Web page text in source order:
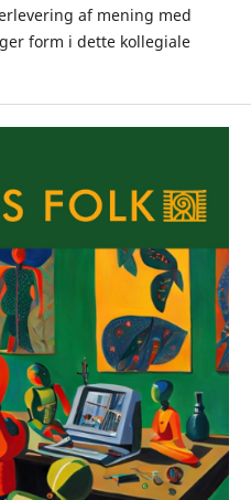
af mening med
form i dette kollegiale